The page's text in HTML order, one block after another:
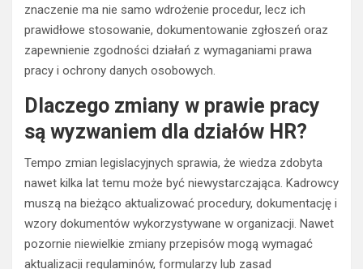
znaczenie ma nie samo wdrożenie procedur, lecz ich
prawidłowe stosowanie, dokumentowanie zgłoszeń oraz
zapewnienie zgodności działań z wymaganiami prawa
pracy i ochrony danych osobowych.
Dlaczego zmiany w prawie pracy
są wyzwaniem dla działów HR?
Tempo zmian legislacyjnych sprawia, że wiedza zdobyta
nawet kilka lat temu może być niewystarczająca. Kadrowcy
muszą na bieżąco aktualizować procedury, dokumentację i
wzory dokumentów wykorzystywane w organizacji. Nawet
pozornie niewielkie zmiany przepisów mogą wymagać
aktualizacji regulaminów, formularzy lub zasad